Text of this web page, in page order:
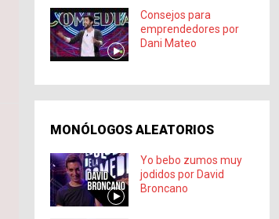
Consejos para
emprendedores por
Dani Mateo
MONÓLOGOS ALEATORIOS
Yo bebo zumos muy
jodidos por David
Broncano